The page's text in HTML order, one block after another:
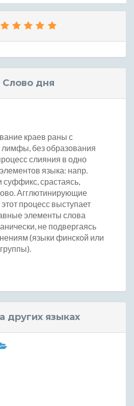
Слово дня
краев раны с
без образования
слияния в одно
языка: напр.
суффикс, срастаясь,
Агглютинирующие
процесс выступает
элементы слова
не подвергаясь
(языки финской или
других языках